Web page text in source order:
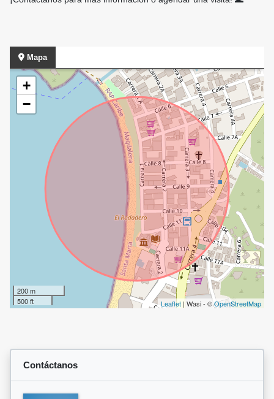
Mapa
+
−
200 m
500 ft
Leaflet | Wasi - ©OpenStreetMap
Contáctanos